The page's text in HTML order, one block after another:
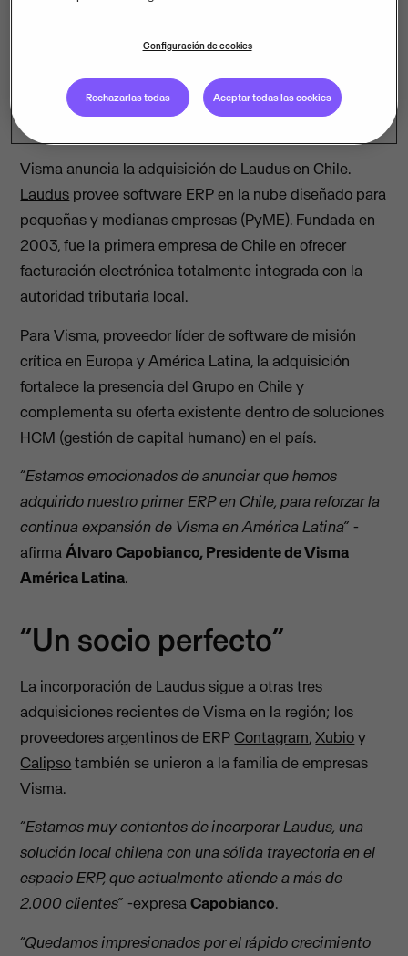
Visma anuncia la adquisición de Laudus en Chile.
Laudus provee software ERP en la nube diseñado para
pequeñas y medianas empresas (PyME). Fundada en
2003, fue la primera empresa de Chile en ofrecer
facturación electrónica totalmente integrada con la
autoridad tributaria local.
Para Visma, proveedor líder de software de misión
crítica en Europa y América Latina, la adquisición
fortalece la presencia del Grupo en Chile y
complementa su oferta existente dentro de soluciones
HCM (gestión de capital humano) en el país.
“Estamos emocionados de anunciar que hemos
adquirido nuestro primer ERP en Chile, para reforzar la
continua expansión de Visma en América Latina” -
afirmaÁlvaro Capobianco, Presidente de Visma
América Latina.
“Un socio perfecto”
La incorporación de Laudus sigue a otras tres
adquisiciones recientes de Visma en la región; los
proveedores argentinos de ERP Contagram,Xubioy
Calipsotambién se unieron a la familia de empresas
Visma.
“Estamos muy contentos de incorporar Laudus, una
solución local chilena con una sólida trayectoria en el
espacio ERP, que actualmente atiende a más de
2.000 clientes” -expresaCapobianco.
“Quedamos impresionados por el rápido crecimiento
Configuración de cookies
Rechazarlas todas Aceptar todas las cookies